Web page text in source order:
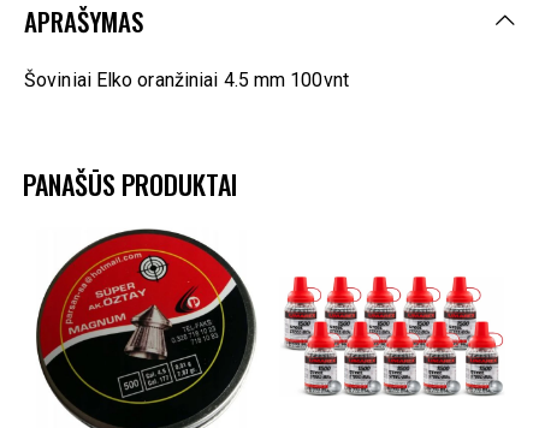
APRAŠYMAS
Šoviniai Elko oranžiniai 4.5 mm 100vnt
PANAŠŪS PRODUKTAI